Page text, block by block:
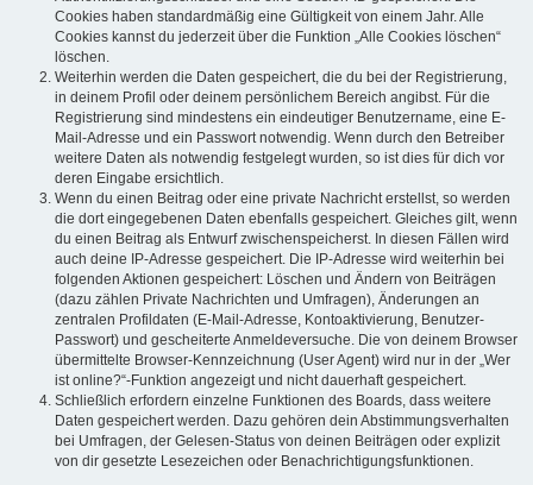
Cookies haben standardmäßig eine Gültigkeit von einem Jahr. Alle
Cookies kannst du jederzeit über die Funktion „Alle Cookies löschen“
löschen.
Weiterhin werden die Daten gespeichert, die du bei der Registrierung,
in deinem Profil oder deinem persönlichem Bereich angibst. Für die
Registrierung sind mindestens ein eindeutiger Benutzername, eine E-
Mail-Adresse und ein Passwort notwendig. Wenn durch den Betreiber
weitere Daten als notwendig festgelegt wurden, so ist dies für dich vor
deren Eingabe ersichtlich.
Wenn du einen Beitrag oder eine private Nachricht erstellst, so werden
die dort eingegebenen Daten ebenfalls gespeichert. Gleiches gilt, wenn
du einen Beitrag als Entwurf zwischenspeicherst. In diesen Fällen wird
auch deine IP-Adresse gespeichert. Die IP-Adresse wird weiterhin bei
folgenden Aktionen gespeichert: Löschen und Ändern von Beiträgen
(dazu zählen Private Nachrichten und Umfragen), Änderungen an
zentralen Profildaten (E-Mail-Adresse, Kontoaktivierung, Benutzer-
Passwort) und gescheiterte Anmeldeversuche. Die von deinem Browser
übermittelte Browser-Kennzeichnung (User Agent) wird nur in der „Wer
ist online?“-Funktion angezeigt und nicht dauerhaft gespeichert.
Schließlich erfordern einzelne Funktionen des Boards, dass weitere
Daten gespeichert werden. Dazu gehören dein Abstimmungsverhalten
bei Umfragen, der Gelesen-Status von deinen Beiträgen oder explizit
von dir gesetzte Lesezeichen oder Benachrichtigungsfunktionen.